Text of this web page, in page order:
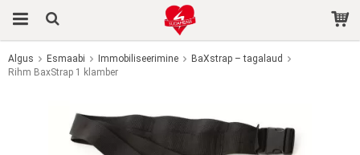
Algus Esmaabi Immobiliseerimine
BaXstrap – tagalaud
Rihm BaxStrap 1 klamber